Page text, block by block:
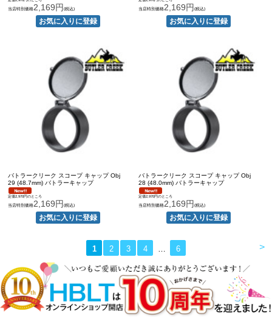
当店特別価格2,169円(税込) 当店特別価格2,169円(税込)
バトラークリーク スコープ キャップ Obj
29 (48.7mm) バトラーキャップ
定価2,970円のところ
当店特別価格2,169円(税込)
バトラークリーク スコープ キャップ Obj
28 (48.0mm) バトラーキャップ
定価2,970円のところ
当店特別価格2,169円(税込)
>
1 2 3 4 … 6